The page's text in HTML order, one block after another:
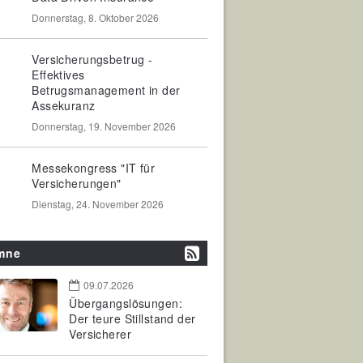
Donnerstag, 8. Oktober 2026
Versicherungsbetrug -
Effektives
Betrugsmanagement in der
Assekuranz
Donnerstag, 19. November 2026
Messekongress "IT für
Versicherungen"
Dienstag, 24. November 2026
09.07.2026
Übergangslösungen:
Der teure Stillstand der
Versicherer